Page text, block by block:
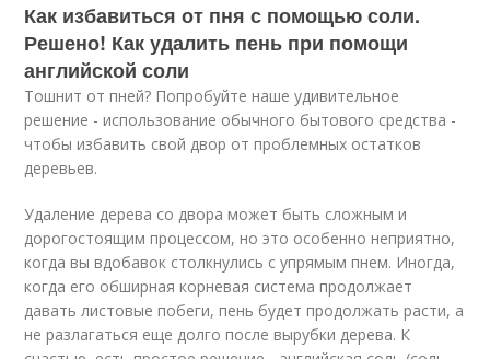
Как избавиться от пня с помощью соли.
Решено! Как удалить пень при помощи
английской соли
Тошнит от пней? Попробуйте наше удивительное
решение - использование обычного бытового средства -
чтобы избавить свой двор от проблемных остатков
деревьев.
Удаление дерева со двора может быть сложным и
дорогостоящим процессом, но это особенно неприятно,
когда вы вдобавок столкнулись с упрямым пнем. Иногда,
когда его обширная корневая система продолжает
давать листовые побеги, пень будет продолжать расти, а
не разлагаться еще долго после вырубки дерева. К